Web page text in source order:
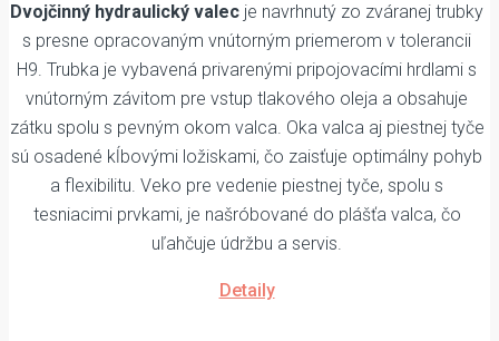
Dvojčinný hydraulický valec je navrhnutý zo zváranej trubky
s presne opracovaným vnútorným priemerom v tolerancii
H9. Trubka je vybavená privarenými pripojovacími hrdlami s
vnútorným závitom pre vstup tlakového oleja a obsahuje
zátku spolu s pevným okom valca. Oka valca aj piestnej tyče
sú osadené kĺbovými ložiskami, čo zaisťuje optimálny pohyb
a flexibilitu. Veko pre vedenie piestnej tyče, spolu s
tesniacimi prvkami, je našróbované do plášťa valca, čo
uľahčuje údržbu a servis.
Detaily